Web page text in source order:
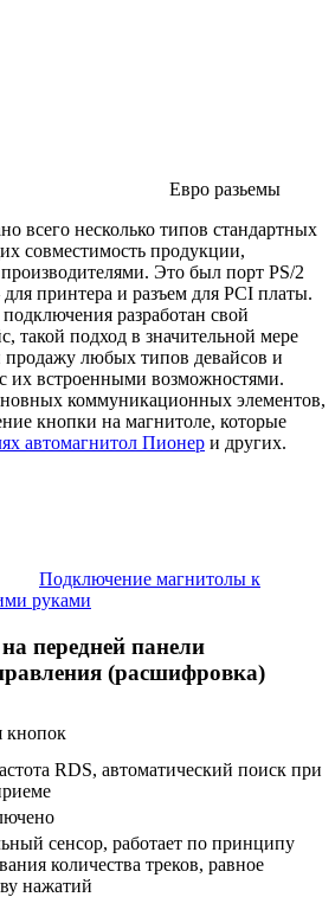
Евро разьемы
всего несколько типов стандартных
совместимость продукции,
Это был порт PS/2
принтера и разъем для PCI платы.
разработан свой
такой подход в значительной мере
продажу любых типов девайсов и
с их встроенными возможностями.
коммуникационных элементов,
кнопки на магнитоле, которые
автомагнитол Пионер и других.
Подключение магнитолы к
руками
передней панели
(расшифровка)
кнопок
RDS, автоматический поиск при
сенсор, работает по принципу
количества треков, равное
нажатий